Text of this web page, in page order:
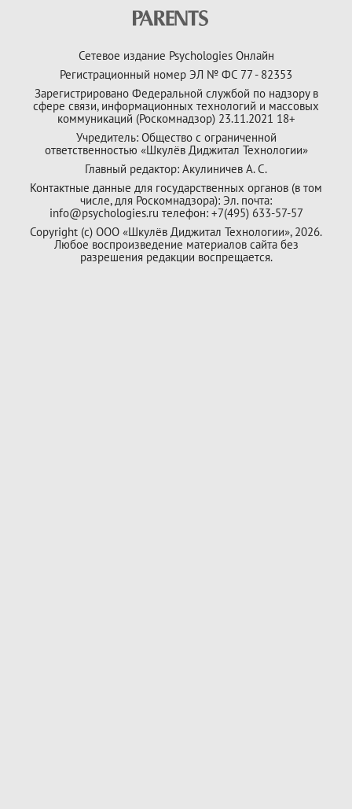
Сетевое издание Psychologies Онлайн
Регистрационный номер ЭЛ № ФС 77 - 82353
Зарегистрировано Федеральной службой по надзору в
сфере связи, информационных технологий и массовых
коммуникаций (Роскомнадзор) 23.11.2021 18+
Учредитель: Общество с ограниченной
ответственностью «Шкулёв Диджитал Технологии»
Главный редактор: Акулиничев А. С.
Контактные данные для государственных органов (в том
числе, для Роскомнадзора): Эл. почта:
info@psychologies.ru телефон: +7(495) 633-57-57
Copyright (с) ООО «Шкулёв Диджитал Технологии», 2026.
Любое воспроизведение материалов сайта без
разрешения редакции воспрещается.